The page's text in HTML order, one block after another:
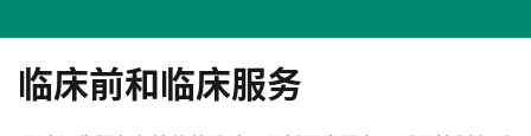
临床前和临床服务